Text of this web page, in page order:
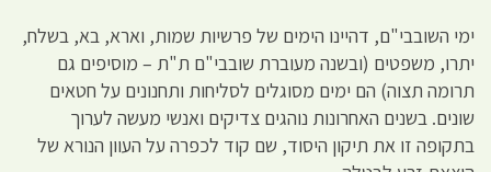
ימי השובבי"ם, דהיינו הימים של פרשיות שמות, וארא, בא, בשלח,
יתרו, משפטים (ובשנה מעוברת שובבי"ם ת"ת – מוסיפים גם
תרומה תצוה) הם ימים מסוגלים לסליחות ותחנונים על חטאים
שונים. בשנים האחרונות נוהגים צדיקים ואנשי מעשה לערוך
בתקופה זו את תיקון היסוד, שם קוד לכפרה על העוון הנורא של